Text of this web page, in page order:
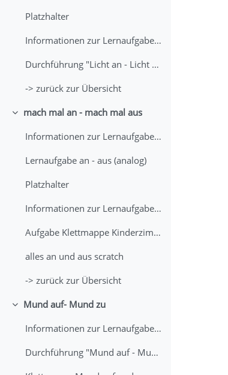
Platzhalter
Informationen zur Lernaufgabe "Licht an - Licht aus" (digital)
Durchführung "Licht an - Licht aus" (digital)
-> zurück zur Übersicht
Einklappen
mach mal an - mach mal aus
Informationen zur Lernaufgabe "mach mal an - mach mal aus" (analog)
Lernaufgabe an - aus (analog)
Platzhalter
Informationen zur Lernaufgabe "mach mal an - mach mal aus" (digital)
Aufgabe Klettmappe Kinderzimmer "an - aus" (digital)
alles an und aus scratch
-> zurück zur Übersicht
Einklappen
Mund auf- Mund zu
Informationen zur Lernaufgabe "Mund auf - Mund zu" (analog)
Durchführung "Mund auf - Mund zu" (analog)